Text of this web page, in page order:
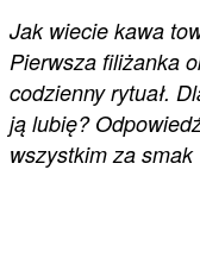
Jak wiecie kawa
Pierwsza filiżanka
codzienny rytuał.
ją lubię?
wszystkim za smak